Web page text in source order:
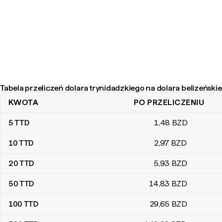
Tabela przeliczeń dolara trynidadzkiego na dolara
Tabela przeliczeń dolara trynidadzkiego na dolara belizeńskiego
KWOTA PO PRZELICZENIU
5TTD 1,48 BZD
10TTD 2,97 BZD
20TTD 5,93 BZD
50TTD 14,83 BZD
100 TTD 29,65 BZD